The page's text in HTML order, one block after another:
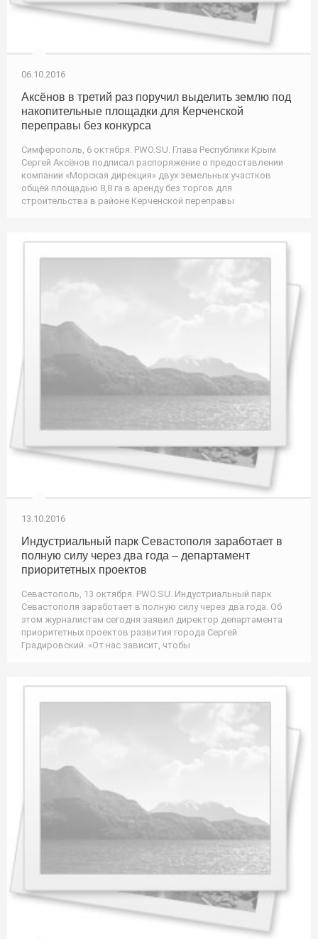
06.10.2016
Аксёнов в третий раз поручил выделить землю под
накопительные площадки для Керченской
переправы без конкурса
Симферополь, 6 октября. PWO.SU. Глава Республики Крым
Сергей Аксёнов подписал распоряжение о предоставлении
компании «Морская дирекция» двух земельных участков
общей площадью 8,8 га в аренду без торгов для
строительства в районе Керченской переправы
13.10.2016
Индустриальный парк Севастополя заработает в
полную силу через два года – департамент
приоритетных проектов
Севастополь, 13 октября. PWO.SU. Индустриальный парк
Севастополя заработает в полную силу через два года. Об
этом журналистам сегодня заявил директор департамента
приоритетных проектов развития города Сергей
Градировский. «От нас зависит, чтобы